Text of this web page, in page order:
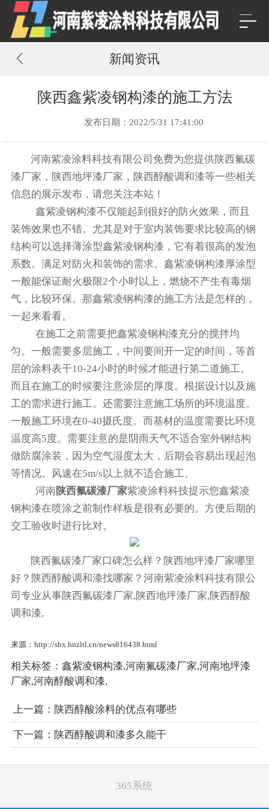
新闻资讯
陕西鑫紫凌钢构漆的施工方法
发布日期：2022/5/31 17:41:00
河南紫凌涂料科技有限公司免费为您提供陕西氟碳
漆厂家 ，陕西地坪漆厂家，陕西醇酸调和漆等一些相关
信息的展示发布，请您关注本站！
鑫紫凌钢构漆不仅能起到很好的防火效果，而且
装饰效果也不错。尤其是对于室内装饰要求比较高的钢
结构可以选择薄涂型鑫紫凌钢构漆，它有着很高的发泡
系数。满足对防火和装饰的需求。鑫紫凌钢构漆厚涂型
一般能保证耐火极限2个小时以上，燃烧不产生有毒烟
气，比较环保。那鑫紫凌钢构漆的施工方法是怎样的，
一起来看看。
在施工之前需要把鑫紫凌钢构漆充分的搅拌均
匀。一般需要多层施工，中间要间开一定的时间，等首
层的涂料表干10-24小时的时候才能进行第二道施工。
而且在施工的时候要注意涂层的厚度。根据设计以及施
工的需求进行施工。还需要注意施工场所的环境温度。
一般施工环境在0-40摄氏度。而基材的温度需要比环境
温度高5度。需要注意的是阴雨天气不适合室外钢结构
做防腐涂装，因为空气湿度太大，后期会容易出现起泡
等情况。风速在5m/s以上就不适合施工。
河南陕西氟碳漆厂家紫凌涂料科技提示您鑫紫凌
钢构漆在喷涂之前制作样板是很有必要的。方便后期的
交工验收时进行比对。
陕西氟碳漆厂家口碑怎么样？陕西地坪漆厂家哪里
好？陕西醇酸调和漆找哪家？河南紫凌涂料科技有限公
司专业从事陕西氟碳漆厂家,陕西地坪漆厂家,陕西醇酸
调和漆,
来源：http://shx.hnzltl.cn/news816438.html
相关标签： 鑫紫凌钢构漆,河南氟碳漆厂家,河南地坪漆
厂家,河南醇酸调和漆,
上一篇： 陕西醇酸涂料的优点有哪些
下一篇： 陕西醇酸调和漆多久能干
365系统